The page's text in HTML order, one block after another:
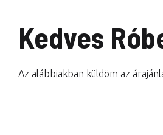
Kedves
Az alábbiakban küldöm az